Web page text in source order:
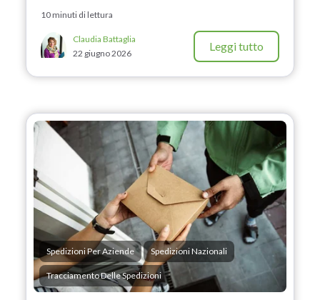
10 minuti di lettura
Claudia Battaglia
22 giugno 2026
Leggi tutto
Spedizioni Per Aziende Spedizioni Nazionali
Tracciamento Delle Spedizioni